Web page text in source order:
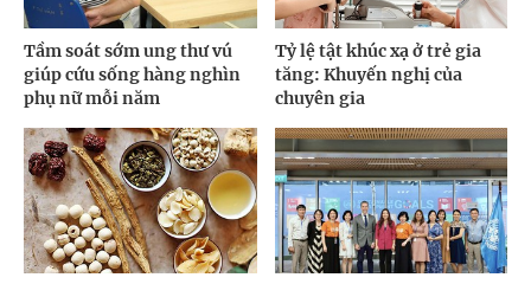
Tầm soát sớm ung thư vú
giúp cứu sống hàng nghìn
phụ nữ mỗi năm
Tỷ lệ tật khúc xạ ở trẻ gia
tăng: Khuyến nghị của
chuyên gia